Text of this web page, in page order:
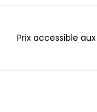
Prix accessible